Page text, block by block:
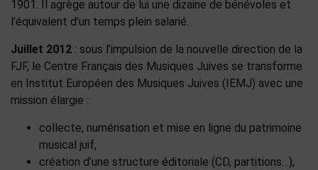
1901. Il agrège autour de lui une dizaine de bénévoles et
l’équivalent d’un temps plein salarié.
Juillet 2012 : sous l’impulsion de la nouvelle direction de la
FJF, le Centre Français des Musiques Juives se transforme
en Institut Européen des Musiques Juives (IEMJ) avec une
mission élargie :
collecte, numérisation et mise en ligne du patrimoine
musical juif,
création d’une structure éditoriale (CD, partitions…),